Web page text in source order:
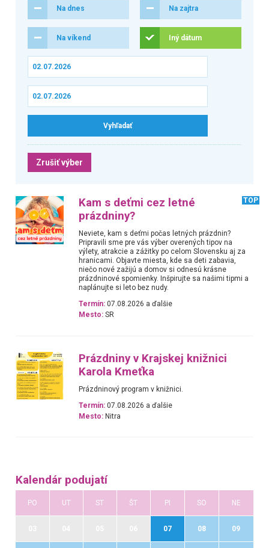
Na dnes Na zajtra
Na víkend Iný dátum
Zrušiť výber
Kam s deťmi cez letné
prázdniny?
TOP
Neviete, kam s deťmi počas letných prázdnin?
Pripravili sme pre vás výber overených tipov na
výlety, atrakcie a zážitky po celom Slovensku aj za
hranicami. Objavte miesta, kde sa deti zabavia,
niečo nové zažijú a domov si odnesú krásne
prázdninové spomienky. Inšpirujte sa našimi tipmi a
naplánujte si leto bez nudy.
Termín: 07.08.2026 a ďalšie
Mesto: SR
Prázdniny v Krajskej knižnici
Karola Kmeťka
Prázdninový program v knižnici.
Termín: 07.08.2026 a ďalšie
Mesto: Nitra
Kalendár podujatí
PO UT ST ŠT PI SO NE
07 08 09